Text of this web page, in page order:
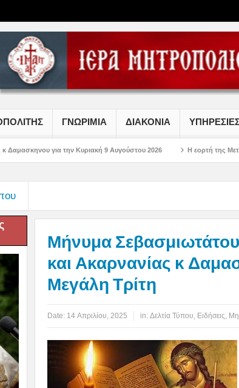
ΓΝΩΡΙΜΙΑ ΔΙΑΚΟΝΙΑ
Κυριακή 9 Αυγούστου 2026 Η εορτή της Μεταμορφώσεως του
Μήνυμα
και Ακαρνανίας κ
Μεγάλη Τρίτη
Date: 14 Απριλίου, 2025 in: Δελτία Τύπου, Ειδήσεις,